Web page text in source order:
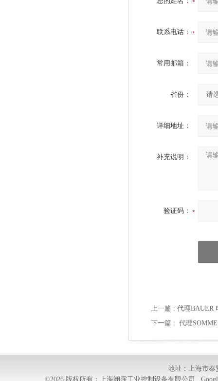
联系电话：
常用邮箱：
省份：
详细地址：
补充说明：
验证码：
上一篇 : 代理BAUER
下一篇 : 代理
地址：上海市奉
©2026 版权所有：上海翊霈工业控制设备有限公司